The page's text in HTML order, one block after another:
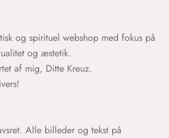
og spirituel webshop med fokus på
og æstetik.
af mig, Ditte Kreuz.
Alle billeder og tekst på